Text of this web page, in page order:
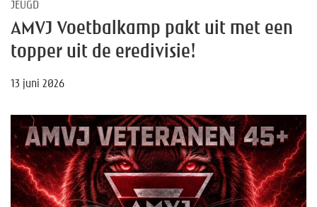
JEUGD
AMVJ Voetbalkamp pakt uit met een
topper uit de eredivisie!
13 juni 2026